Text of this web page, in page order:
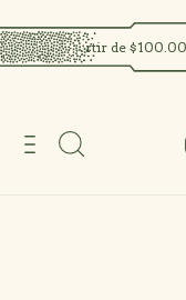
a partir de $100.000